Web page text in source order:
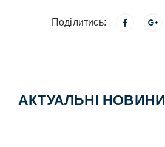
Поділитись:
АКТУАЛЬНІ НОВИНИ